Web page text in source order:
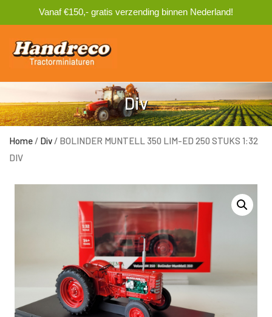
Vanaf €150,- gratis verzending binnen Nederland!
Div
Home / Div / BOLINDER MUNTELL 350 LIM-ED 250 STUKS 1:32
DIV